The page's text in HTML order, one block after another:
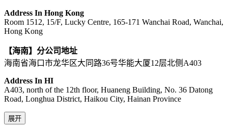
Address In Hong Kong
Room 1512, 15/F, Lucky Centre, 165-171 Wanchai Road, Wanchai,
Hong Kong
【海南】分公司地址
海南省海口市龙华区大同路36号华能大厦12层北侧A403
Address In HI
A403, north of the 12th floor, Huaneng Building, No. 36 Datong
Road, Longhua District, Haikou City, Hainan Province
展开